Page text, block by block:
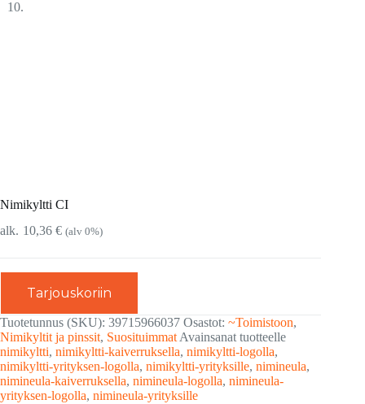
Nimikyltti CI
10,36 € (alv 0%)
Tarjouskoriin
Tuotetunnus (SKU): 39715966037 Osastot: ~Toimistoon,
Nimikyltit ja pinssit, Suosituimmat Avainsanat tuotteelle
nimikyltti, nimikyltti-kaiverruksella, nimikyltti-logolla,
nimikyltti-yrityksen-logolla, nimikyltti-yrityksille, nimineula,
nimineula-kaiverruksella, nimineula-logolla, nimineula-
yrityksen-logolla, nimineula-yrityksille